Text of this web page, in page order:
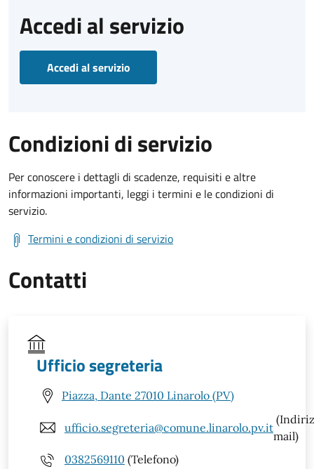
Accedi al servizio
Accedi al servizio
Condizioni di servizio
Per conoscere i dettagli di scadenze, requisiti e altre
informazioni importanti, leggi i termini e le condizioni di
servizio.
Termini e condizioni di servizio
Contatti
Ufficio segreteria
Piazza, Dante 27010 Linarolo (PV)
ufficio.segreteria@comune.linarolo.pv.it
mail)
0382569110 (Telefono)